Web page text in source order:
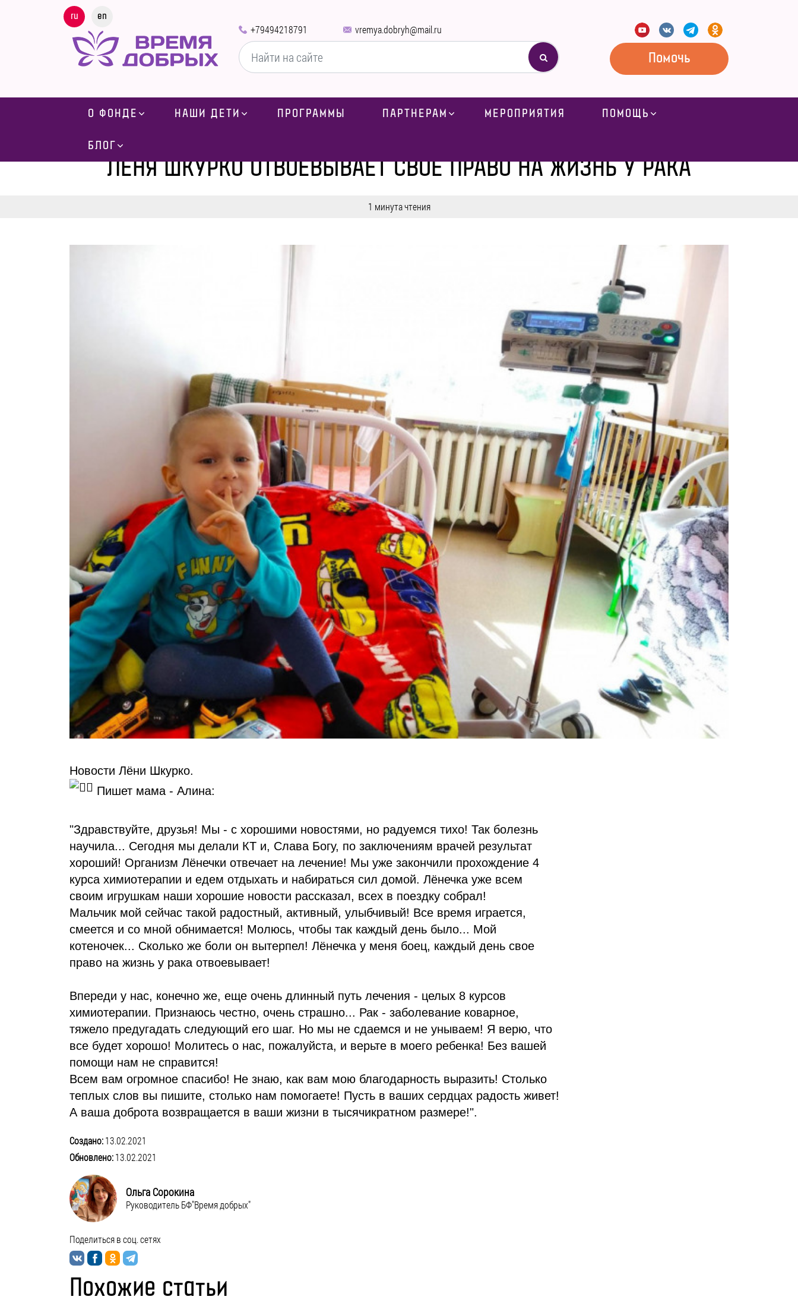
ru en
+79494218791 vremya.dobryh@mail.ru
Помочь
О ФОНДЕ НАШИ ДЕТИ ПРОГРАММЫ ПАРТНЕРАМ МЕРОПРИЯТИЯ ПОМОЩЬ
БЛОГ
ЛЕНЯ ШКУРКО ОТВОЕВЫВАЕТ СВОЕ ПРАВО НА ЖИЗНЬ У РАКА
1 минута чтения
Новости Лёни Шкурко.
Пишет мама - Алина:
"Здравствуйте, друзья! Мы - с хорошими новостями, но радуемся тихо! Так болезнь
научила... Сегодня мы делали КТ и, Слава Богу, по заключениям врачей результат
хороший! Организм Лёнечки отвечает на лечение! Мы уже закончили прохождение 4
курса химиотерапии и едем отдыхать и набираться сил домой. Лёнечка уже всем
своим игрушкам наши хорошие новости рассказал, всех в поездку собрал!
Мальчик мой сейчас такой радостный, активный, улыбчивый! Все время играется,
смеется и со мной обнимается! Молюсь, чтобы так каждый день было... Мой
котеночек... Сколько же боли он вытерпел! Лёнечка у меня боец, каждый день свое
право на жизнь у рака отвоевывает!
Впереди у нас, конечно же, еще очень длинный путь лечения - целых 8 курсов
химиотерапии. Признаюсь честно, очень страшно... Рак - заболевание коварное,
тяжело предугадать следующий его шаг. Но мы не сдаемся и не унываем! Я верю, что
все будет хорошо! Молитесь о нас, пожалуйста, и верьте в моего ребенка! Без вашей
помощи нам не справится!
Всем вам огромное спасибо! Не знаю, как вам мою благодарность выразить! Столько
теплых слов вы пишите, столько нам помогаете! Пусть в ваших сердцах радость живет!
А ваша доброта возвращается в ваши жизни в тысячикратном размере!".
Создано:13.02.2021
Обновлено:13.02.2021
Ольга Сорокина
Руководитель БФ"Время добрых"
Поделиться в соц. сетях
Похожие статьи